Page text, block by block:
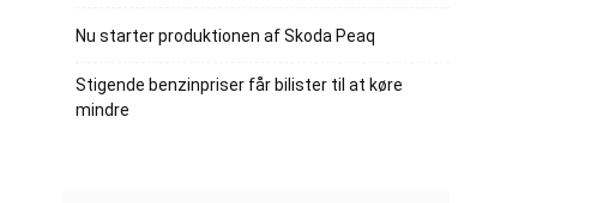
Nu starter produktionen af Skoda Peaq
Stigende benzinpriser får bilister til at køre
mindre